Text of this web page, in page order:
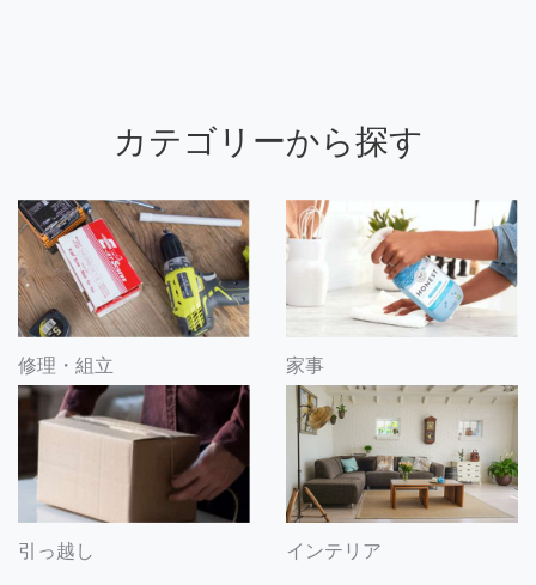
カテゴリーから探す
修理・組立 家事
引っ越し インテリア